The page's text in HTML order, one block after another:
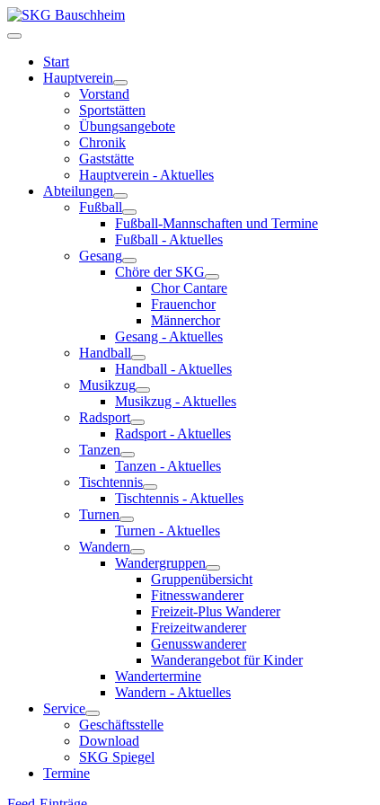
Start
Hauptverein
Vorstand
Sportstätten
Übungsangebote
Chronik
Gaststätte
Hauptverein - Aktuelles
Abteilungen
Fußball
Fußball-Mannschaften und Termine
Fußball - Aktuelles
Gesang
Chöre der SKG
Chor Cantare
Frauenchor
Männerchor
Gesang - Aktuelles
Handball
Handball - Aktuelles
Musikzug
Musikzug - Aktuelles
Radsport
Radsport - Aktuelles
Tanzen
Tanzen - Aktuelles
Tischtennis
Tischtennis - Aktuelles
Turnen
Turnen - Aktuelles
Wandern
Wandergruppen
Gruppenübersicht
Fitnesswanderer
Freizeit-Plus Wanderer
Freizeitwanderer
Genusswanderer
Wanderangebot für Kinder
Wandertermine
Wandern - Aktuelles
Service
Geschäftsstelle
Download
SKG Spiegel
Termine